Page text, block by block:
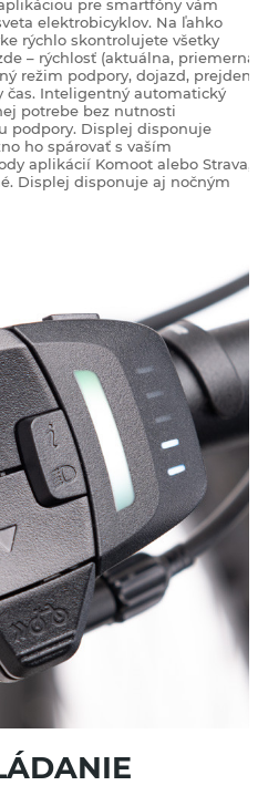
pre smartfóny vám
elektrobicyklov. Na ľahko
rýchlo skontrolujete všetky
– rýchlosť (aktuálna, priemerná,
režim podpory, dojazd,
čas. Inteligentný automatický
potrebe bez nutnosti
podpory. Displej disponuje
ho spárovať s vaším
aplikácií Komoot alebo Strava,
Displej disponuje aj nočným